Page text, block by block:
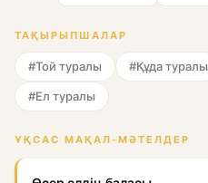
ТАҚЫРЫПШАЛАР
#Той туралы #Құда туралы
#Ел туралы
ҰҚСАС МАҚАЛ-МӘТЕЛДЕР